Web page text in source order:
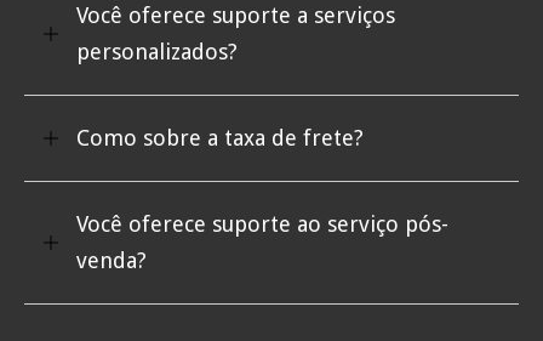
Você oferece suporte a serviços
personalizados?
Como sobre a taxa de frete?
Você oferece suporte ao serviço pós-
venda?